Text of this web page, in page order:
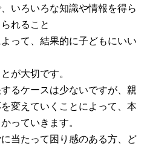
いろいろな知識や情報を得ら
れること
って、結果的に子どもにいい
が大切です。
るケースは少ないですが、親
変えていくことによって、本
っていきます。
当たって困り感のある方、ど